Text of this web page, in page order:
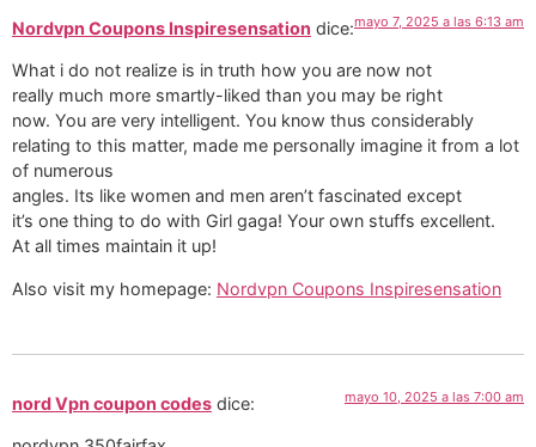
Nordvpn Coupons Inspiresensation dice:mayo 7, 2025 a las 6:13 am
What i do not realize is in truth how you are now not
really much more smartly-liked than you may be right
now. You are very intelligent. You know thus considerably
relating to this matter, made me personally imagine it from a lot
of numerous
angles. Its like women and men aren’t fascinated except
it’s one thing to do with Girl gaga! Your own stuffs excellent.
At all times maintain it up!
Also visit my homepage: Nordvpn Coupons Inspiresensation
nord Vpn coupon codes dice: mayo 10, 2025 a las 7:00 am